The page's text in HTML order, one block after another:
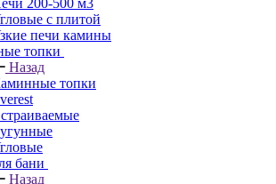
200-500 м3
с плитой
печи камины
топки
Назад
топки
бани
Назад